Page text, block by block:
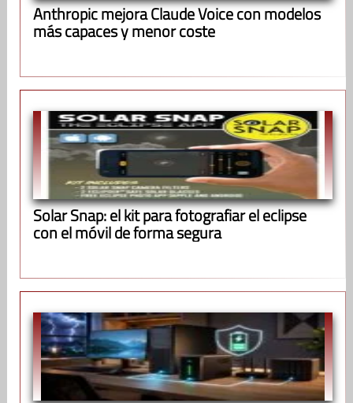
Anthropic mejora Claude Voice con modelos
más capaces y menor coste
Solar Snap: el kit para fotografiar el eclipse
con el móvil de forma segura